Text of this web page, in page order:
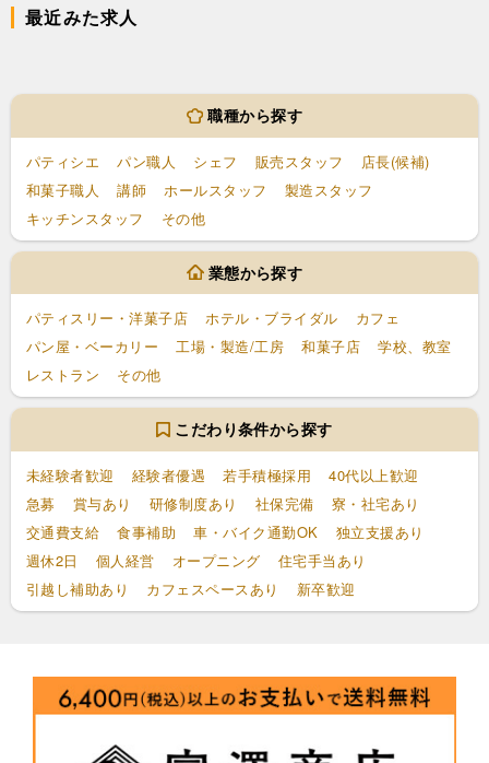
最近みた求人
職種から探す
パティシエ パン職人 シェフ 販売スタッフ
店長(候補)
和菓子職人
講師 ホールスタッフ
製造スタッフ
キッチンスタッフ
その他
業態から探す
パティスリー・洋菓子店 ホテル・ブライダル
カフェ
パン屋・ベーカリー
工場・製造/工房 和菓子店
学校、教室
レストラン
その他
こだわり条件から探す
未経験者歓迎 経験者優遇 若手積極採用
40代以上歓迎
急募
賞与あり 研修制度あり 社保完備
寮・社宅あり
交通費支給
食事補助 車・バイク通勤OK
独立支援あり
週休2日
個人経営 オープニング
住宅手当あり
引越し補助あり
カフェスペースあり 新卒歓迎